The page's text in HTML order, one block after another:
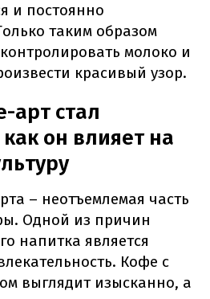
и постоянно
таким образом
молоко и
красивый узор.
арт стал
как он влияет на
– неотъемлемая часть
Одной из причин
напитка является
Кофе с
выглядит изысканно, а